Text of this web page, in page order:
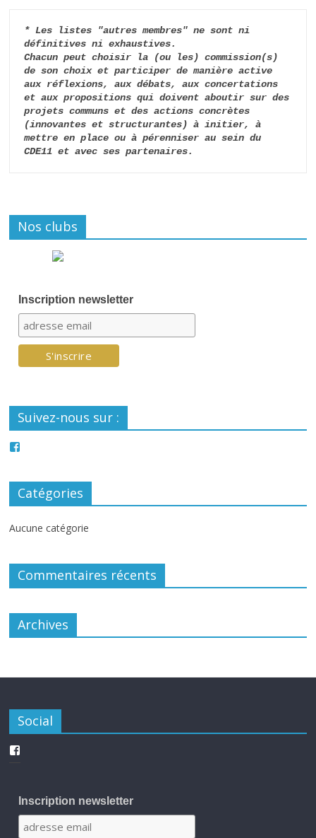
* Les listes "autres membres" ne sont ni
définitives ni exhaustives.
Chacun peut choisir la (ou les) commission(s)
de son choix et participer de manière active
aux réflexions, aux débats, aux concertations
et aux propositions qui doivent aboutir sur des
projets communs et des actions concrètes
(innovantes et structurantes) à initier, à
mettre en place ou à pérenniser au sein du
CDE11 et avec ses partenaires.
Nos clubs
Inscription newsletter
Suivez-nous sur :
Catégories
Aucune catégorie
Commentaires récents
Archives
Social
Inscription newsletter